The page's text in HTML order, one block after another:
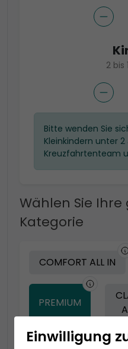
2 bis
Bitte wenden Sie
Kleinkindern unter
Kreuzfahrtenteam
Wählen Sie
Kategorie
COMFORT ALL IN
PREMIUM
Einwilligung